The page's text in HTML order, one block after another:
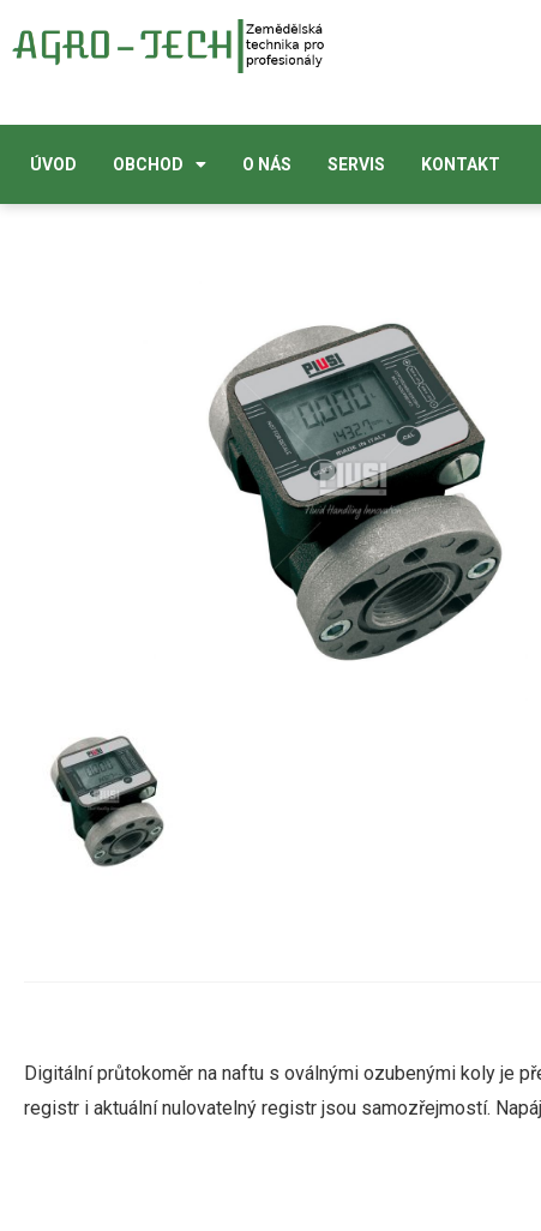
ÚVOD OBCHOD O NÁS SERVIS KONTAKT
Digitální průtokoměr na naftu s oválnými ozubenými koly je
registr i aktuální nulovatelný registr jsou samozřejmostí.